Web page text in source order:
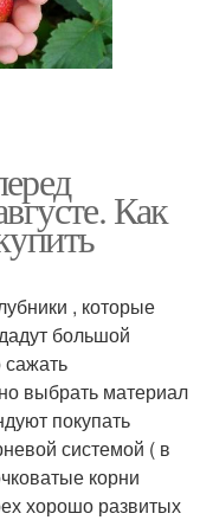
Как
, которые
большой
выбрать материал
покупать
системой ( в
корни
хорошо развитых